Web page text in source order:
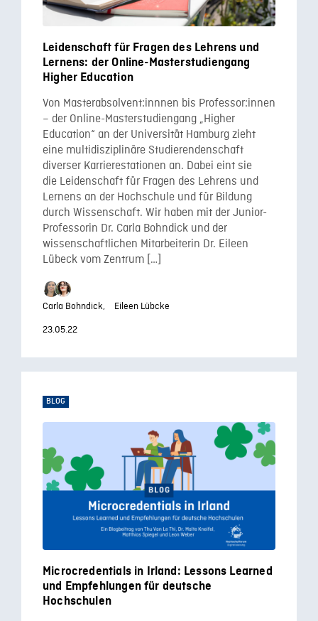
Leidenschaft für Fragen des Lehrens und
Lernens: der Online-Masterstudiengang
Higher Education
Von Masterabsolvent:innnen bis Professor:innen
– der Online-Masterstudiengang „Higher
Education“ an der Universität Hamburg zieht
eine multidisziplinäre Studierendenschaft
diverser Karrierestationen an. Dabei eint sie
die Leidenschaft für Fragen des Lehrens und
Lernens an der Hochschule und für Bildung
durch Wissenschaft. Wir haben mit der Junior-
Professorin Dr. Carla Bohndick und der
wissenschaftlichen Mitarbeiterin Dr. Eileen
Lübeck vom Zentrum […]
Carla Bohndick,
Eileen Lübcke
23.05.22
BLOG
Microcredentials in Irland: Lessons Learned
und Empfehlungen für deutsche
Hochschulen